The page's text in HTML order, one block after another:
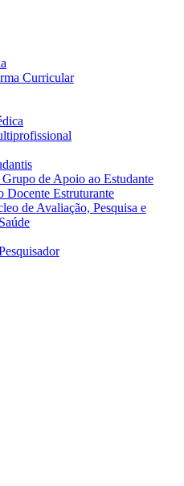
Curricular
de Apoio ao Estudante
Docente Estruturante
de Avaliação, Pesquisa e